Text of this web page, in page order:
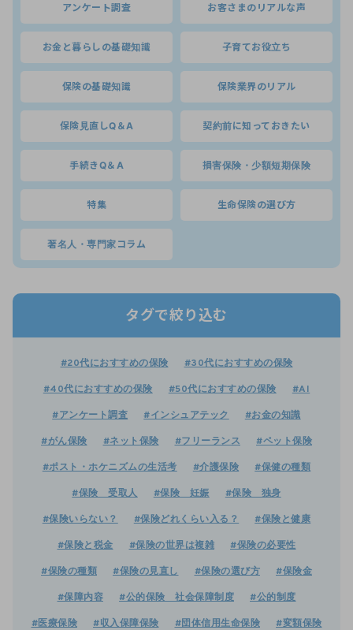
アンケート調査 お客さまのリアルな声
お金と暮らしの基礎知識 子育てお役立ち
保険の基礎知識 保険業界のリアル
保険見直しQ＆A 契約前に知っておきたい
手続きQ＆A 損害保険・少額短期保険
特集 生命保険の選び方
著名人・専門家コラム
タグで絞り込む
#20代におすすめの保険 #30代におすすめの保険
#40代におすすめの保険 #50代におすすめの保険 #AI
#アンケート調査 #インシュアテック #お金の知識
#がん保険 #ネット保険 #フリーランス #ペット保険
#ポスト・ホケニズムの生活考 #介護保険 #保健の種類
#保険 受取人 #保険 妊娠 #保険 独身
#保険いらない？ #保険どれくらい入る？ #保険と健康
#保険と税金 #保険の世界は複雑 #保険の必要性
#保険の種類 #保険の見直し #保険の選び方 #保険金
#保障内容 #公的保険 社会保障制度 #公的制度
#医療保険 #収入保障保険 #団体信用生命保険 #変額保険